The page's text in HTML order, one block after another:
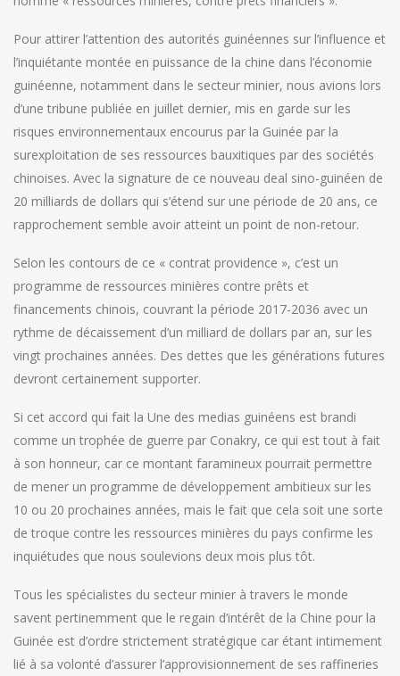
Pour attirer l’attention des autorités guinéennes sur l’influence et
l’inquiétante montée en puissance de la chine dans l’économie
guinéenne, notamment dans le secteur minier, nous avions lors
d’une tribune publiée en juillet dernier, mis en garde sur les
risques environnementaux encourus par la Guinée par la
surexploitation de ses ressources bauxitiques par des sociétés
chinoises. Avec la signature de ce nouveau deal sino-guinéen de
20 milliards de dollars qui s’étend sur une période de 20 ans, ce
rapprochement semble avoir atteint un point de non-retour.
Selon les contours de ce « contrat providence », c’est un
programme de ressources minières contre prêts et
financements chinois, couvrant la période 2017-2036 avec un
rythme de décaissement d’un milliard de dollars par an, sur les
vingt prochaines années. Des dettes que les générations futures
devront certainement supporter.
Si cet accord qui fait la Une des medias guinéens est brandi
comme un trophée de guerre par Conakry, ce qui est tout à fait
à son honneur, car ce montant faramineux pourrait permettre
de mener un programme de développement ambitieux sur les
10 ou 20 prochaines années, mais le fait que cela soit une sorte
de troque contre les ressources minières du pays confirme les
inquiétudes que nous soulevions deux mois plus tôt.
Tous les spécialistes du secteur minier à travers le monde
savent pertinemment que le regain d’intérêt de la Chine pour la
Guinée est d’ordre strictement stratégique car étant intimement
lié à sa volonté d’assurer l’approvisionnement de ses raffineries